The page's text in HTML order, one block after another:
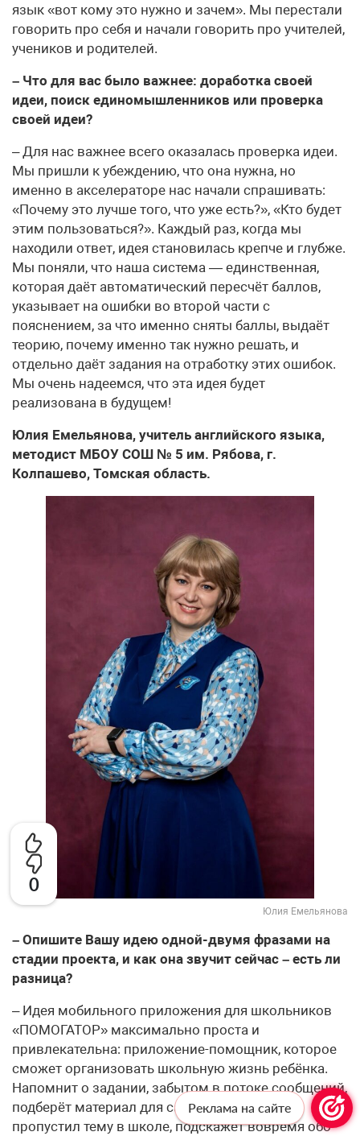
0
язык «вот кому это нужно и зачем». Мы перестали
говорить про себя и начали говорить про учителей,
учеников и родителей.
– Что для вас было важнее: доработка своей
идеи, поиск единомышленников или проверка
своей идеи?
– Для нас важнее всего оказалась проверка идеи.
Мы пришли к убеждению, что она нужна, но
именно в акселераторе нас начали спрашивать:
«Почему это лучше того, что уже есть?», «Кто будет
этим пользоваться?». Каждый раз, когда мы
находили ответ, идея становилась крепче и глубже.
Мы поняли, что наша система — единственная,
которая даёт автоматический пересчёт баллов,
указывает на ошибки во второй части с
пояснением, за что именно сняты баллы, выдаёт
теорию, почему именно так нужно решать, и
отдельно даёт задания на отработку этих ошибок.
Мы очень надеемся, что эта идея будет
реализована в будущем!
Юлия Емельянова, учитель английского языка,
методист МБОУ СОШ № 5 им. Рябова, г.
Колпашево, Томская область.
Юлия Емельянова
– Опишите Вашу идею одной-двумя фразами на
стадии проекта, и как она звучит сейчас – есть ли
разница?
– Идея мобильного приложения для школьников
«ПОМОГАТОР» максимально проста и
привлекательна: приложение-помощник, которое
сможет организовать школьную жизнь ребёнка.
Напомнит о задании, забытом в потоке сообщений,
подберёт материал для самообучения, если
пропустил тему в школе, подскажет вовремя обо
Реклама на сайте